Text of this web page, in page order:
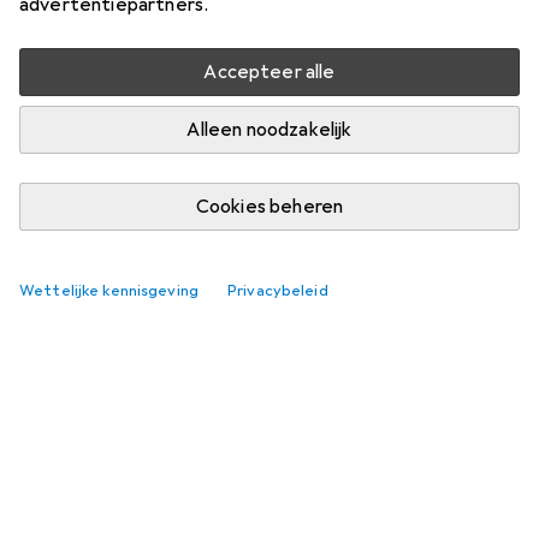
advertentiepartners.
Accepteer alle
Alleen noodzakelijk
Cookies beheren
Wettelijke kennisgeving Privacybeleid